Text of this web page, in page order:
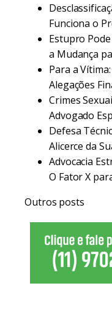
Funciona o
Estupro
a Mudança
Para a
Alegações
Crimes
Advogado
Defesa
Alicerce da
Advocacia
O Fator X
Outros posts